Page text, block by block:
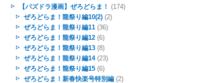
【パズドラ漫画】ぜろどらま！
(174)
ぜろどらま！龍祭り編10(2)(2)
ぜろどらま！龍祭り編11(36)
ぜろどらま！龍祭り編12(6)
ぜろどらま！龍祭り編13(8)
ぜろどらま！龍祭り編14(23)
ぜろどらま！龍祭り編15(6)
ぜろどらま！新春快楽号特別編(2)